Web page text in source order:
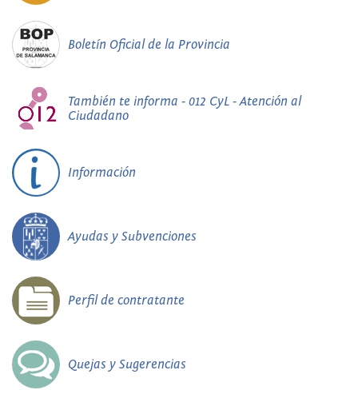
Boletín Oficial de la Provincia
También te informa - 012 CyL - Atención al
Ciudadano
Información
Ayudas y Subvenciones
Perfil de contratante
Quejas y Sugerencias